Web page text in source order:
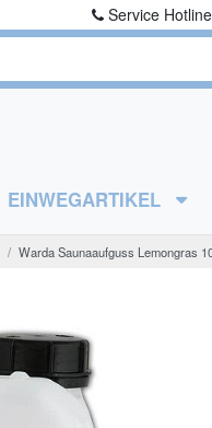
Service Hotline
EINWEGARTIKEL
Warda Saunaaufguss Lemongras